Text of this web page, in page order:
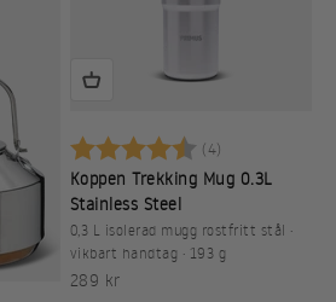
Betyg: (4)
Koppen Trekking Mug 0.3L
Stainless Steel
0,3 L isolerad mugg rostfritt stål ·
vikbart handtag · 193 g
REA-pris
289 kr